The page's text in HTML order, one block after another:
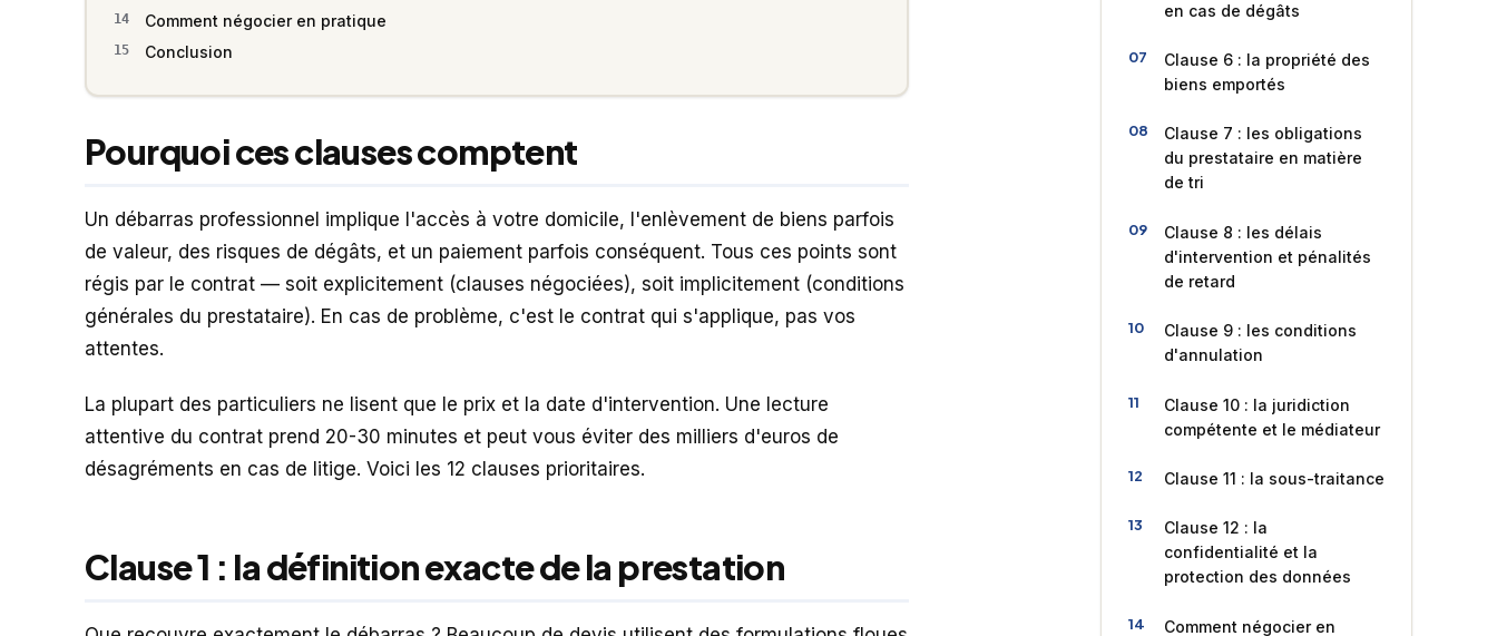
Comment négocier en pratique
Conclusion
Pourquoi ces clauses comptent
Un débarras professionnel implique l'accès à votre domicile, l'enlèvement de biens parfois
de valeur, des risques de dégâts, et un paiement parfois conséquent. Tous ces points sont
régis par le contrat — soit explicitement (clauses négociées), soit implicitement (conditions
générales du prestataire). En cas de problème, c'est le contrat qui s'applique, pas vos
attentes.
La plupart des particuliers ne lisent que le prix et la date d'intervention. Une lecture
attentive du contrat prend 20-30 minutes et peut vous éviter des milliers d'euros de
désagréments en cas de litige. Voici les 12 clauses prioritaires.
Clause 1 : la définition exacte de la prestation
en cas de dégâts
Clause 6 : la propriété des
biens emportés
Clause 7 : les obligations
du prestataire en matière
de tri
Clause 8 : les délais
d'intervention et pénalités
de retard
Clause 9 : les conditions
d'annulation
Clause 10 : la juridiction
compétente et le médiateur
Clause 11 : la sous-traitance
Clause 12 : la
confidentialité et la
protection des données
Comment négocier en